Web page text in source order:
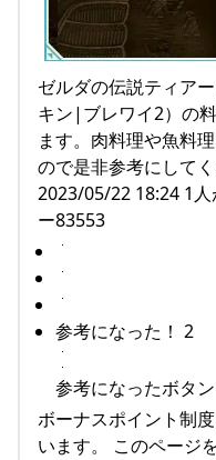
ゼルダの伝説ティア
キン|ブレワイ2）の
ます。肉料理や魚料
ので是非参考にして
2023/05/22 18:24 1
ー83553
参考になった！ 2
参考になったボタ
ボーナスポイント制
います。 このページ